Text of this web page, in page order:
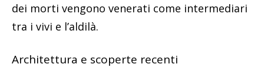
dei morti vengono venerati come intermediari
tra i vivi e l’aldilà.
Architettura e scoperte recenti